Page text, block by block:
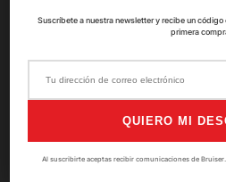
Suscríbete a nuestra newsletter y recibe un
primera
QUIERO MI
Al suscribirte aceptas recibir comunicaciones de
Basado en0